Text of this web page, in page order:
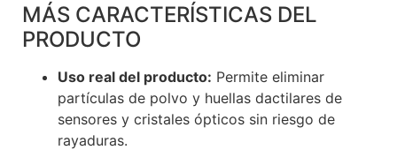
MÁS CARACTERÍSTICAS DEL
PRODUCTO
Uso real del producto: Permite eliminar
partículas de polvo y huellas dactilares de
sensores y cristales ópticos sin riesgo de
rayaduras.